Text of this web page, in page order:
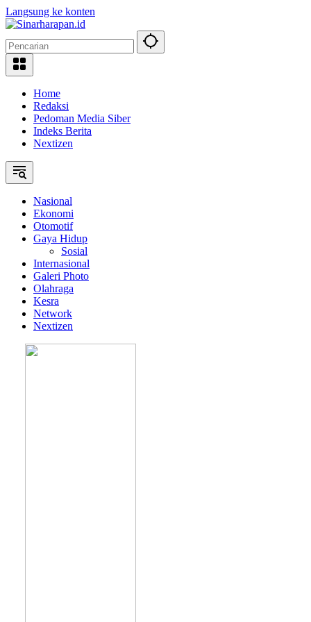
Langsung ke konten
Home
Redaksi
Pedoman Media Siber
Indeks Berita
Nextizen
Nasional
Ekonomi
Otomotif
Gaya Hidup
Sosial
Internasional
Galeri Photo
Olahraga
Kesra
Network
Nextizen